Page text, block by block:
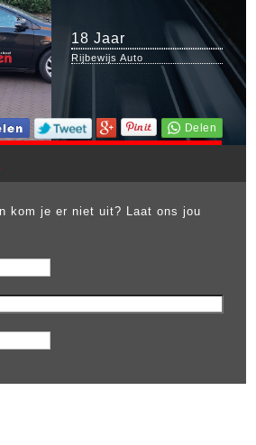
18 Jaar
Rijbewijs Auto
kom je er niet uit? Laat ons jou